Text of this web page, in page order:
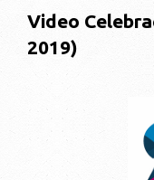
Video
2019)